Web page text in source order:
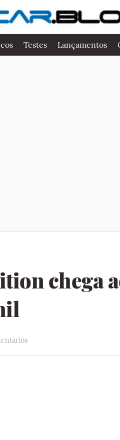
Testes Lançamentos
chega